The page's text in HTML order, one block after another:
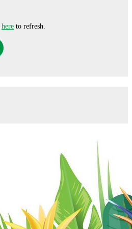
here to refresh.